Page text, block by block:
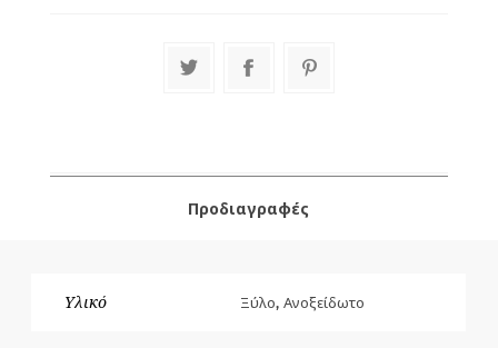
Προδιαγραφές
Υλικό Ξύλο, Ανοξείδωτο